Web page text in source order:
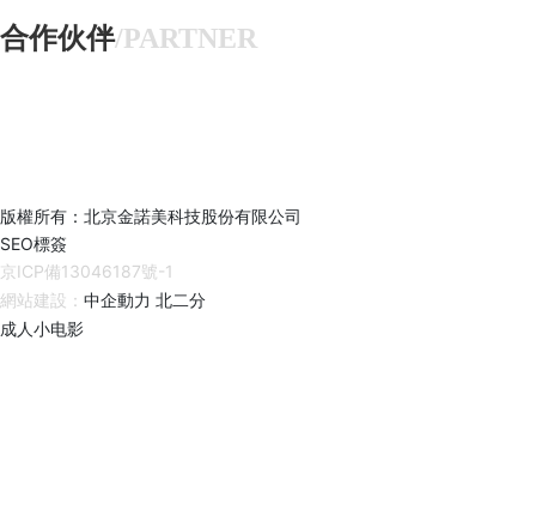
合作伙伴/PARTNER
版權所有：北京金諾美科技股份有限公司
SEO標簽
京ICP備13046187號-1
網站建設： 中企動力 北二分
成人小电影